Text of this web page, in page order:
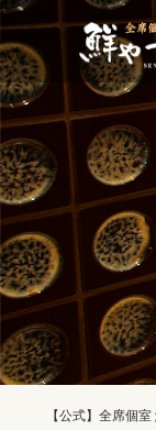
【公式】全席個